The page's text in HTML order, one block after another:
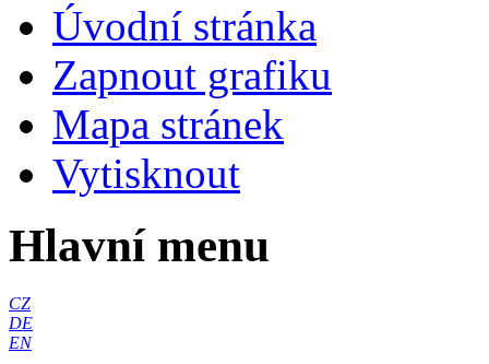
Úvodní stránka
Zapnout grafiku
Mapa stránek
Vytisknout
Hlavní menu
CZ
DE
EN